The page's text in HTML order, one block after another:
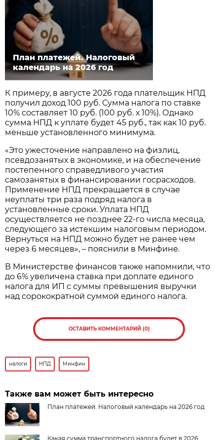
План платежей. Налоговый
календарь на 2026 год
К примеру, в августе 2026 года плательщик НПД
получил доход 100 руб. Сумма налога по ставке
10% составляет 10 руб. (100 руб. х 10%). Однако
сумма НПД к уплате будет 45 руб., так как 10 руб.
меньше установленного минимума.
«Это ужесточение направлено на физлиц,
псевдозанятых в экономике, и на обеспечение
постепенного справедливого участия
самозанятых в финансировании госрасходов.
Применение НПД прекращается в случае
неуплаты три раза подряд налога в
установленные сроки. Уплата НПД
осуществляется не позднее 22-го числа месяца,
следующего за истекшим налоговым периодом.
Вернуться на НПД можно будет не ранее чем
через 6 месяцев», – пояснили в Минфине.
В Министерстве финансов также напомнили, что
до 6% увеличена ставка при доплате единого
налога для ИП с суммы превышения выручки
над сорокократной суммой единого налога.
ОСТАВИТЬ КОММЕНТАРИЙ (0)
налоги НПД Минфин
Также вам может быть интересно
План платежей. Налоговый календарь на 2026 год
Какая сумма транспортного налога будет в 2026